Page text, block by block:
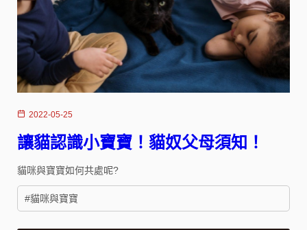
2022-05-25
讓貓認識小寶寶！貓奴父母須知！
貓咪與寶寶如何共處呢?
#貓咪與寶寶